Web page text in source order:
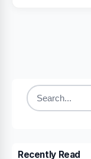
Search
Recently Read